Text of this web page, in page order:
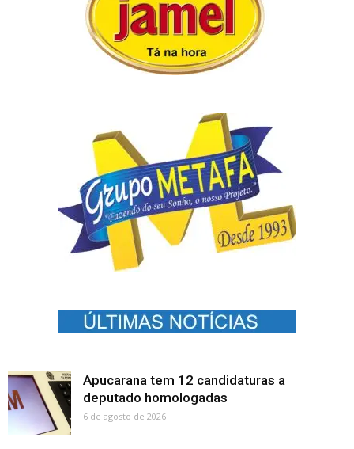
Apucarana tem 12 candidaturas a
deputado homologadas
6 de agosto de 2026